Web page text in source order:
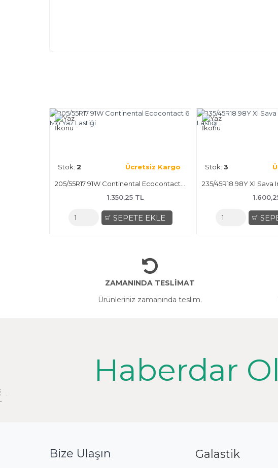
Ücretsiz Kargo
195/50R15 82V Petlas Imperium PT515 Yaz Lastiği
Ücretsiz Kargo
185/65R15 88H Petlas Imperium PT515 Yaz Lastiği
1.300,25 TL
SEPETE EKLE
ZAMANINDA TESLİMAT
Ürünleriniz zamanında teslim.
Haberdar Ol
Bize Ulaşın Galastik